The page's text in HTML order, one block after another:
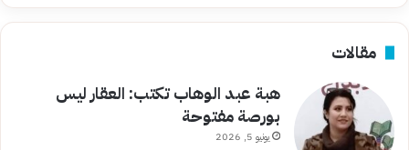
مقالات
هبة عبد الوهاب تكتب: العقار ليس
بورصة مفتوحة
يونيو 5, 2026